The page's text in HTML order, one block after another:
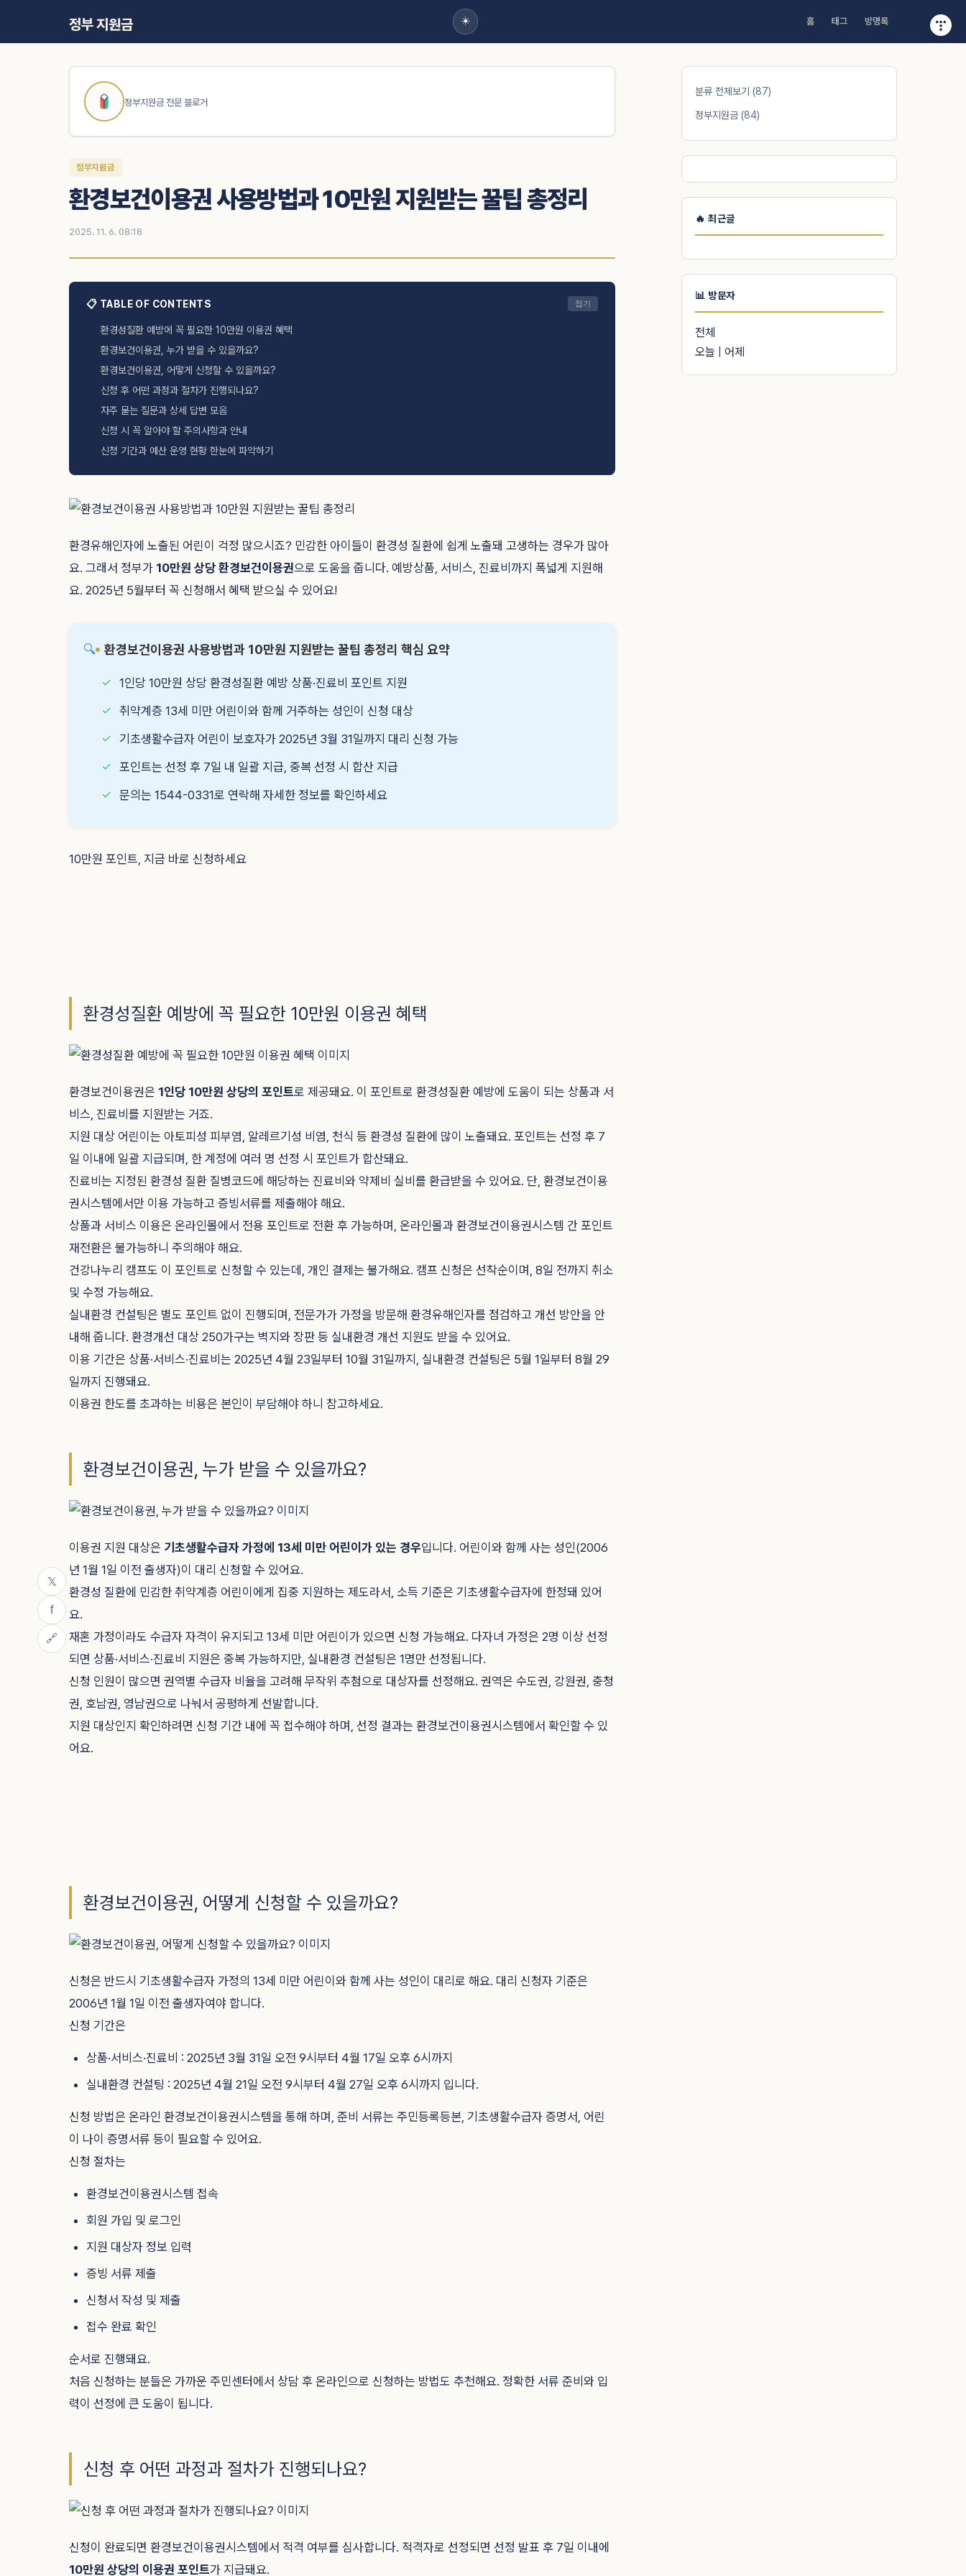
정부 지원금 ☀️ 홈 태그 방명록
정부지원금 전문 블로거
정부지원금
환경보건이용권 사용방법과 10만원 지원받는 꿀팁 총정리
2025. 11. 6. 08:18
📋 TABLE OF CONTENTS 접기
환경성질환 예방에 꼭 필요한 10만원 이용권 혜택
환경보건이용권, 누가 받을 수 있을까요?
환경보건이용권, 어떻게 신청할 수 있을까요?
신청 후 어떤 과정과 절차가 진행되나요?
자주 묻는 질문과 상세 답변 모음
신청 시 꼭 알아야 할 주의사항과 안내
신청 기간과 예산 운영 현황 한눈에 파악하기
환경유해인자에 노출된 어린이 걱정 많으시죠? 민감한 아이들이 환경성 질환에 쉽게 노출돼 고생하는 경우가 많아
요. 그래서 정부가 10만원 상당 환경보건이용권으로 도움을 줍니다. 예방상품, 서비스, 진료비까지 폭넓게 지원해
요. 2025년 5월부터 꼭 신청해서 혜택 받으실 수 있어요!
🔍 환경보건이용권 사용방법과 10만원 지원받는 꿀팁 총정리 핵심 요약
✓ 1인당 10만원 상당 환경성질환 예방 상품·진료비 포인트 지원
✓ 취약계층 13세 미만 어린이와 함께 거주하는 성인이 신청 대상
✓ 기초생활수급자 어린이 보호자가 2025년 3월 31일까지 대리 신청 가능
✓ 포인트는 선정 후 7일 내 일괄 지급, 중복 선정 시 합산 지급
✓ 문의는 1544-0331로 연락해 자세한 정보를 확인하세요
10만원 포인트, 지금 바로 신청하세요
환경성질환 예방에 꼭 필요한 10만원 이용권 혜택
환경보건이용권은 1인당 10만원 상당의 포인트로 제공돼요. 이 포인트로 환경성질환 예방에 도움이 되는 상품과 서
비스, 진료비를 지원받는 거죠.
지원 대상 어린이는 아토피성 피부염, 알레르기성 비염, 천식 등 환경성 질환에 많이 노출돼요. 포인트는 선정 후 7
일 이내에 일괄 지급되며, 한 계정에 여러 명 선정 시 포인트가 합산돼요.
진료비는 지정된 환경성 질환 질병코드에 해당하는 진료비와 약제비 실비를 환급받을 수 있어요. 단, 환경보건이용
권시스템에서만 이용 가능하고 증빙서류를 제출해야 해요.
상품과 서비스 이용은 온라인몰에서 전용 포인트로 전환 후 가능하며, 온라인몰과 환경보건이용권시스템 간 포인트
재전환은 불가능하니 주의해야 해요.
건강나누리 캠프도 이 포인트로 신청할 수 있는데, 개인 결제는 불가해요. 캠프 신청은 선착순이며, 8일 전까지 취소
및 수정 가능해요.
실내환경 컨설팅은 별도 포인트 없이 진행되며, 전문가가 가정을 방문해 환경유해인자를 점검하고 개선 방안을 안
내해 줍니다. 환경개선 대상 250가구는 벽지와 장판 등 실내환경 개선 지원도 받을 수 있어요.
이용 기간은 상품·서비스·진료비는 2025년 4월 23일부터 10월 31일까지, 실내환경 컨설팅은 5월 1일부터 8월 29
일까지 진행돼요.
이용권 한도를 초과하는 비용은 본인이 부담해야 하니 참고하세요.
환경보건이용권, 누가 받을 수 있을까요?
이용권 지원 대상은 기초생활수급자 가정에 13세 미만 어린이가 있는 경우입니다. 어린이와 함께 사는 성인(2006
년 1월 1일 이전 출생자)이 대리 신청할 수 있어요.
환경성 질환에 민감한 취약계층 어린이에게 집중 지원하는 제도라서, 소득 기준은 기초생활수급자에 한정돼 있어
요.
재혼 가정이라도 수급자 자격이 유지되고 13세 미만 어린이가 있으면 신청 가능해요. 다자녀 가정은 2명 이상 선정
되면 상품·서비스·진료비 지원은 중복 가능하지만, 실내환경 컨설팅은 1명만 선정됩니다.
신청 인원이 많으면 권역별 수급자 비율을 고려해 무작위 추첨으로 대상자를 선정해요. 권역은 수도권, 강원권, 충청
권, 호남권, 영남권으로 나눠서 공평하게 선발합니다.
지원 대상인지 확인하려면 신청 기간 내에 꼭 접수해야 하며, 선정 결과는 환경보건이용권시스템에서 확인할 수 있
어요.
환경보건이용권, 어떻게 신청할 수 있을까요?
신청은 반드시 기초생활수급자 가정의 13세 미만 어린이와 함께 사는 성인이 대리로 해요. 대리 신청자 기준은
2006년 1월 1일 이전 출생자여야 합니다.
신청 기간은
상품·서비스·진료비 : 2025년 3월 31일 오전 9시부터 4월 17일 오후 6시까지
실내환경 컨설팅 : 2025년 4월 21일 오전 9시부터 4월 27일 오후 6시까지 입니다.
신청 방법은 온라인 환경보건이용권시스템을 통해 하며, 준비 서류는 주민등록등본, 기초생활수급자 증명서, 어린
이 나이 증명서류 등이 필요할 수 있어요.
신청 절차는
환경보건이용권시스템 접속
회원 가입 및 로그인
지원 대상자 정보 입력
증빙 서류 제출
신청서 작성 및 제출
접수 완료 확인
순서로 진행돼요.
처음 신청하는 분들은 가까운 주민센터에서 상담 후 온라인으로 신청하는 방법도 추천해요. 정확한 서류 준비와 입
력이 선정에 큰 도움이 됩니다.
신청 후 어떤 과정과 절차가 진행되나요?
신청이 완료되면 환경보건이용권시스템에서 적격 여부를 심사합니다. 적격자로 선정되면 선정 발표 후 7일 이내에
10만원 상당의 이용권 포인트가 지급돼요.
𝕏
f
🔗
분류 전체보기 (87)
정부지원금 (84)
🔥 최근글
📊 방문자
전체
오늘 | 어제